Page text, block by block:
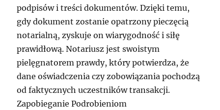
podpisów i treści dokumentów. Dzięki temu,
gdy dokument zostanie opatrzony pieczęcią
notarialną, zyskuje on wiarygodność i siłę
prawidłową. Notariusz jest swoistym
pielęgnatorem prawdy, który potwierdza, że
dane oświadczenia czy zobowiązania pochodzą
od faktycznych uczestników transakcji.
Zapobieganie Podrobieniom